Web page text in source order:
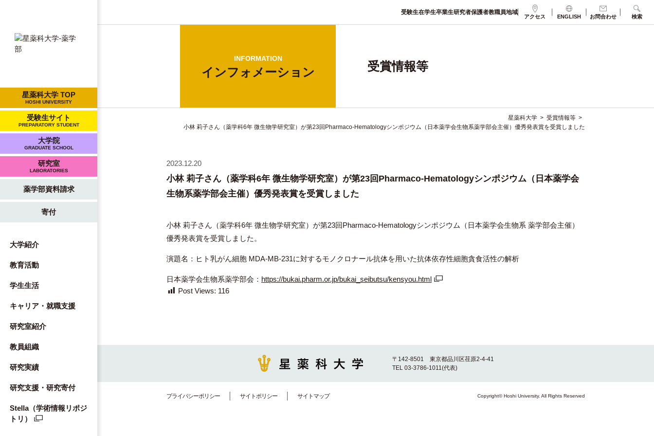
星薬科大学 TOP
HOSHI UNIVERSITY
受験生サイト
PREPARATORY STUDENT
大学院
GRADUATE SCHOOL
研究室
LABORATORIES
薬学部資料請求
寄付
大学紹介
教育活動
学生生活
キャリア・就職支援
研究室紹介
教員組織
研究実績
研究支援・研究寄付
Stella（学術情報リポジ
トリ）
受験生在学生卒業生研究者保護者教職員地域
アクセス ENGLISH お問合わせ 検索
INFORMATION
インフォ メーション 受賞情報等
星薬科大学 > 受賞情報等 >
小林 莉子さん（薬学科6年 微生物学研究室）が第23回Pharmaco-Hematologyシンポジウム（日本薬学会生物系薬学部会主催）優秀発表賞を受賞しました
2023.12.20
小林 莉子さん（薬学科6年 微生物学研究室）が第23回Pharmaco-Hematologyシンポジウム（日本薬学会
生物系薬学部会主催）優秀発表賞を受賞しました
小林 莉子さん（薬学科6年 微生物学研究室）が第23回Pharmaco-Hematologyシンポジウム（日本薬学会生物系 薬学部会主催）
優秀発表賞を受賞しました。
演題名：ヒト乳がん細胞 MDA-MB-231に対するモノクロナール抗体を用いた抗体依存性細胞貪食活性の解析
日本薬学会生物系薬学部会： https://bukai.pharm.or.jp/bukai_seibutsu/kensyou.html
Post Views: 116
〒142-8501 東京都品川区荏原2-4-41
TEL 03-3786-1011(代表)
Copyright© Hoshi University. All Rights Reserved
プライバシーポリシー サイトポリシー サイトマップ